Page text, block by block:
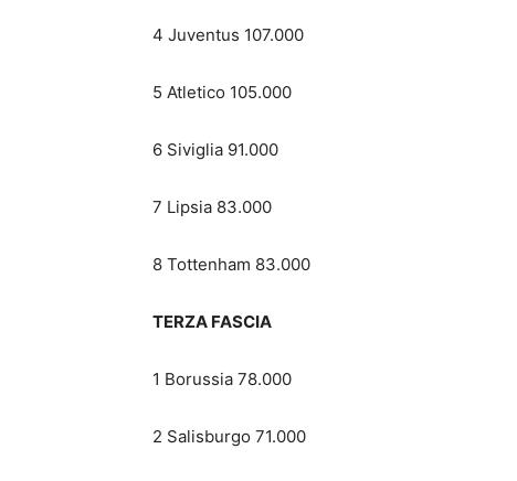
4 Juventus 107.000
5 Atletico 105.000
6 Siviglia 91.000
7 Lipsia 83.000
8 Tottenham 83.000
TERZA FASCIA
1 Borussia 78.000
2 Salisburgo 71.000